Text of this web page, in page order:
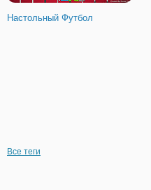
Настольный Футбол
Все теги